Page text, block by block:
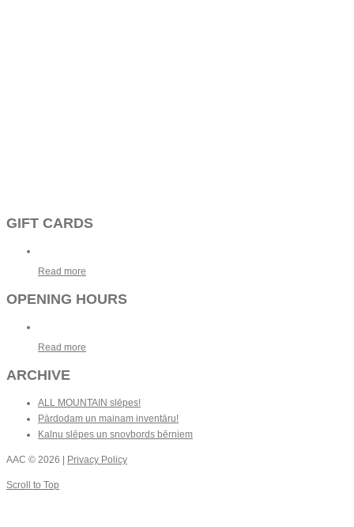
GIFT CARDS
Read more
OPENING HOURS
Read more
ARCHIVE
ALL MOUNTAIN slēpes!
Pārdodam un mainam inventāru!
Kalnu slēpes un snovbords bērniem
AAC © 2026 | Privacy Policy
Scroll to Top